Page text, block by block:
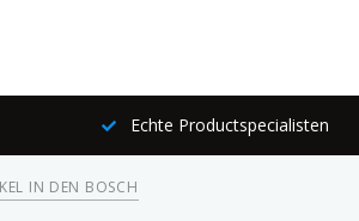
Echte Productspecialisten
IN DEN BOSCH